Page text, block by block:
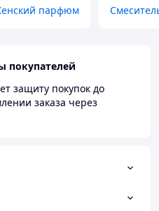
парфюм
покупателей
защиту покупок до
заказа через